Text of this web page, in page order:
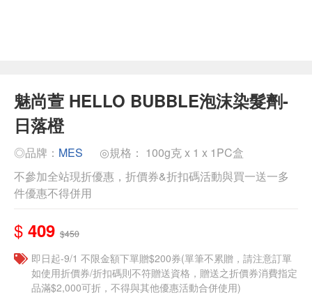
魅尚萱 HELLO BUBBLE泡沫染髮劑-
日落橙
◎品牌： MES
◎規格： 100g克 x 1 x 1PC盒
不參加全站現折優惠，折價券&折扣碼活動與買一送一多
件優惠不得併用
$ 409 $450
即日起-9/1 不限金額下單贈$200券(單筆不累贈，請注意訂單
如使用折價券/折扣碼則不符贈送資格，贈送之折價券消費指定
品滿$2,000可折，不得與其他優惠活動合併使用)